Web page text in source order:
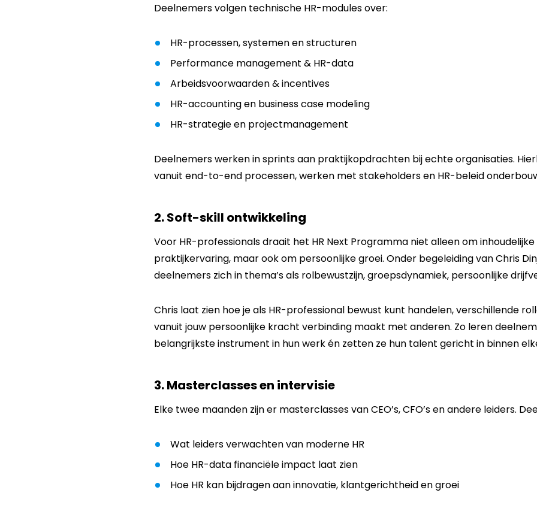
Deelnemers volgen technische HR-modules over:
HR-processen, systemen en structuren
Performance management & HR-data
Arbeidsvoorwaarden & incentives
HR-accounting en business case modeling
HR-strategie en projectmanagement
Deelnemers werken in sprints aan praktijkopdrachten bij echte organisaties.
vanuit end-to-end processen, werken met stakeholders en HR-beleid
2.Soft-skill ontwikkeling
Voor HR-professionals draait het HR Next Programma niet alleen om inhoudelijke
praktijkervaring, maar ook om persoonlijke groei. Onder begeleiding van Chris
deelnemers zich in thema’s als rolbewustzijn, groepsdynamiek, persoonlijke
Chris laat zien hoe je als HR-professional bewust kunt handelen, verschillende
vanuit jouw persoonlijke kracht verbinding maakt met anderen. Zo leren
belangrijkste instrument in hun werk én zetten ze hun talent gericht in binnen
3.Masterclasses en intervisie
Elke twee maanden zijn er masterclasses van CEO’s, CFO’s en andere leiders.
Wat leiders verwachten van moderne HR
Hoe HR-data financiële impact laat zien
Hoe HR kan bijdragen aan innovatie, klantgerichtheid en groei